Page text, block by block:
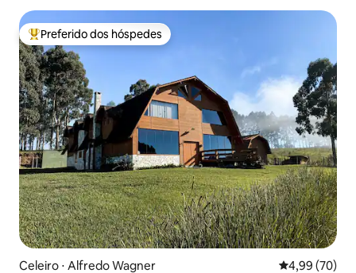
Entre os melhores preferidos dos hóspedes
Preferido dos hóspedes
Celeiro ⋅ Alfredo Wagner 4,99 de uma
4,99 (70)